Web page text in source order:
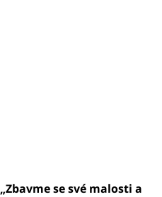
„Zbavme se své malosti a